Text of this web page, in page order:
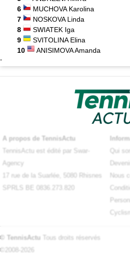
6
MUCHOVA Karolina
7
NOSKOVA Linda
8
SWIATEK Iga
9
SVITOLINA Elina
10
ANISIMOVA Amanda
-
A propos de TennisActu
TennisActu est édité par Swar-
Agency
17 rue de la Suarlée, 5080 Rhisnes
SPRLS BE 0836.273.820
Qui
Nous
© TennisActu Tous droits réservés
©2008-2026